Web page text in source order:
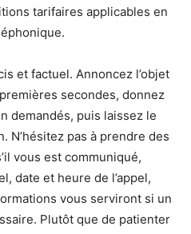
tarifaires applicables en
et factuel. Annoncez l’objet
secondes, donnez
demandés, puis laissez le
N’hésitez pas à prendre des
vous est communiqué,
date et heure de l’appel,
vous serviront si un
Plutôt que de patienter